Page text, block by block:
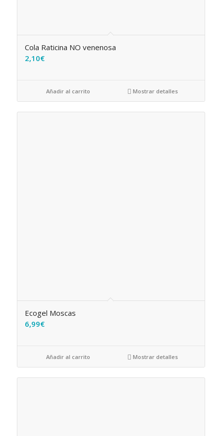
Cola Raticina NO venenosa
2,10€
Añadir al carrito Mostrar detalles
Ecogel Moscas
6,99€
Añadir al carrito Mostrar detalles